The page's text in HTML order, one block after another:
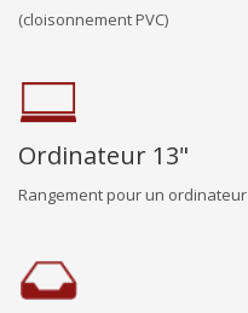
(cloisonnement PVC)
Ordinateur 13"
Rangement pour un